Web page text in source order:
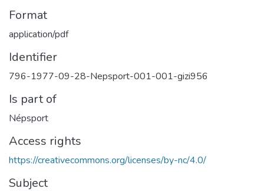
Format
application/pdf
Identifier
796-1977-09-28-Nepsport-001-001-gizi956
Is part of
Népsport
Access rights
https://creativecommons.org/licenses/by-nc/4.0/
Subject